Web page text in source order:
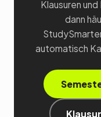
Klausuren
dann
automatisch